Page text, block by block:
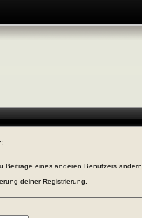
Beiträge eines anderen Benutzers ändern
deiner Registrierung.